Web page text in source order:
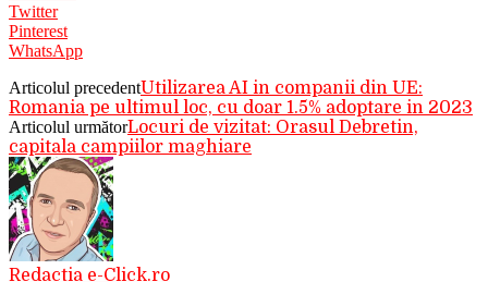
Twitter
Pinterest
WhatsApp
Articolul precedentUtilizarea AI in companii din UE:
Romania pe ultimul loc, cu doar 1.5% adoptare in 2023
Articolul următorLocuri de vizitat: Orasul Debretin,
capitala campiilor maghiare
Redactia e-Click.ro